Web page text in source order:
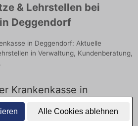
Alle Cookies ablehnen
& Lehrstellen bei
Deggendorf
in Deggendorf: Aktuelle
in Verwaltung, Kundenberatung,
Krankenkasse in
und
gibt es keine